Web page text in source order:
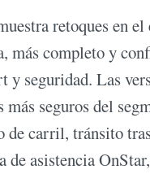
retoques en
más completo y
y seguridad. Las
seguros del
de carril, tránsito
de asistencia